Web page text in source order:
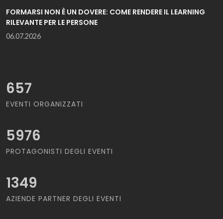
FORMARSI NON È UN DOVERE: COME RENDERE IL LEARNING
RILEVANTE PER LE PERSONE
06.07.2026
657
EVENTI ORGANIZZATI
5976
PROTAGONISTI DEGLI EVENTI
1349
AZIENDE PARTNER DEGLI EVENTI